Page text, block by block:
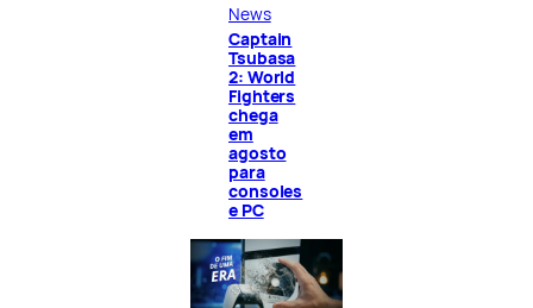
News
Captain
Tsubasa
2: World
Fighters
chega
em
agosto
para
consoles
e PC